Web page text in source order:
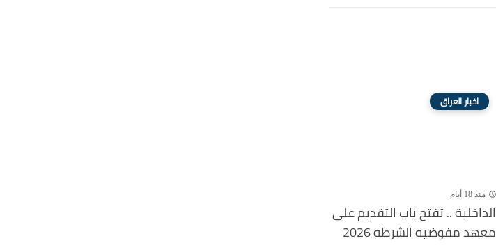
اخبار العراق
منذ 18 أيام
الداخلية .. تفتح باب التقديم على
معهد مفوضيه الشرطه 2026